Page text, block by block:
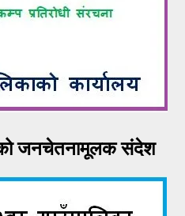
जनचेतनामूलक संदेश